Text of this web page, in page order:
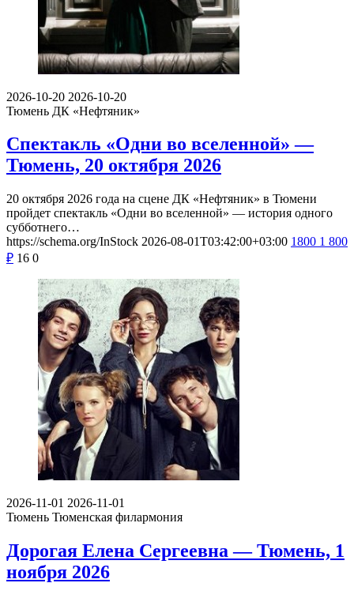
2026-10-20 2026-10-20
Тюмень ДК «Нефтяник»
Спектакль «Одни во вселенной» —
Тюмень, 20 октября 2026
20 октября 2026 года на сцене ДК «Нефтяник» в Тюмени
пройдет спектакль «Одни во вселенной» — история одного
субботнего…
https://schema.org/InStock 2026-08-01T03:42:00+03:00 1800 1 800
₽ 16 0
2026-11-01 2026-11-01
Тюмень Тюменская филармония
Дорогая Елена Сергеевна — Тюмень, 1
ноября 2026